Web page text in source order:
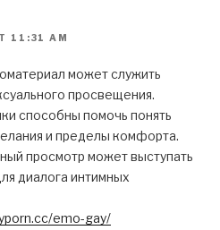
11:31 AM
может служить
просвещения.
способны помочь понять
и пределы комфорта.
просмотр может выступать
диалога интимных
emo-gay/